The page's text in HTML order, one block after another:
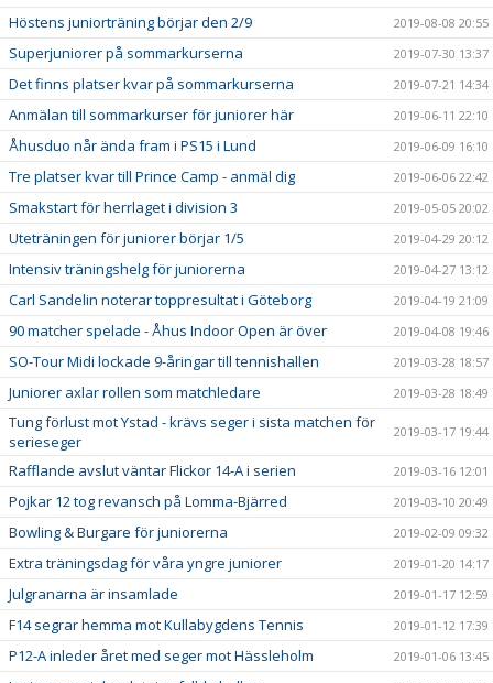
Höstens juniorträning börjar den 2/9
2019-08-08 20:55
Superjuniorer på sommarkurserna 2019-07-30 13:37
Det finns platser kvar på sommarkurserna 2019-07-21 14:34
Anmälan till sommarkurser för juniorer här 2019-06-11 22:10
Åhusduo når ända fram i PS15 i Lund 2019-06-09 16:10
Tre platser kvar till Prince Camp - anmäl dig 2019-06-06 22:42
Smakstart för herrlaget i division 3 2019-05-05 20:02
Uteträningen för juniorer börjar 1/5 2019-04-29 20:12
Intensiv träningshelg för juniorerna 2019-04-27 13:12
Carl Sandelin noterar toppresultat i Göteborg 2019-04-19 21:09
90 matcher spelade - Åhus Indoor Open är över 2019-04-08 19:46
SO-Tour Midi lockade 9-åringar till tennishallen 2019-03-28 18:57
Juniorer axlar rollen som matchledare 2019-03-28 18:49
Tung förlust mot Ystad - krävs seger i sista matchen för
serieseger
2019-03-17 19:44
Rafflande avslut väntar Flickor 14-A i serien 2019-03-16 12:01
Pojkar 12 tog revansch på Lomma-Bjärred 2019-03-10 20:49
Bowling & Burgare för juniorerna 2019-02-09 09:32
Extra träningsdag för våra yngre juniorer 2019-01-20 14:17
Julgranarna är insamlade 2019-01-17 12:59
F14 segrar hemma mot Kullabygdens Tennis 2019-01-12 17:39
P12-A inleder året med seger mot Hässleholm 2019-01-06 13:45